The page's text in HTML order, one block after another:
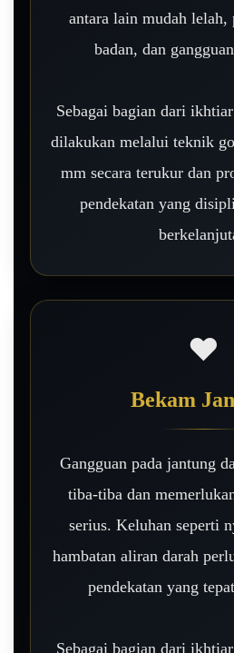
antara lain mudah lelah,
badan, dan
Sebagai bagian dari
dilakukan melalui teknik
mm secara terukur dan
pendekatan yang
❤️
Bekam
Gangguan pada jantung
tiba-tiba dan
serius. Keluhan seperti
hambatan aliran darah
pendekatan yang
Sebagai bagian dari